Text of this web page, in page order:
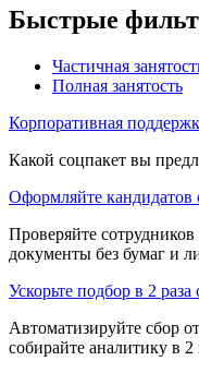
Быстрые
Частичная
Полная занятость
Корпоративная
Какой соцпакет вы
Оформляйте кандидатов
Проверяйте
документы без бумаг и
Ускорьте подбор в 2 раза
Автоматизируйте сбор
собирайте аналитику в 2